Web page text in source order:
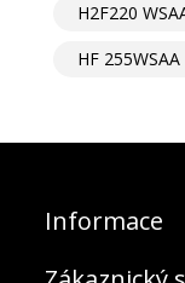
H2F220
HF 255WSAA
Informace